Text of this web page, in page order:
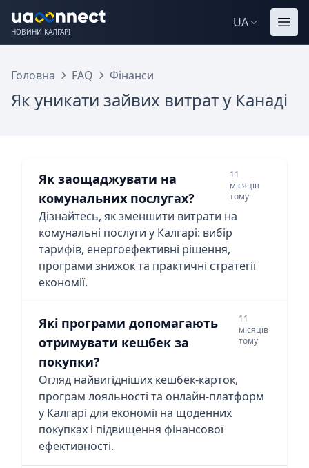
НОВИНИ КАЛГАРІ
UA
Головна FAQ Фінанси
Як уникати зайвих витрат у Канаді
Як заощаджувати на
комунальних послугах?
11
місяців
тому
Дізнайтесь, як зменшити витрати на
комунальні послуги у Калгарі: вибір
тарифів, енергоефективні рішення,
програми знижок та практичні стратегії
економії.
Які програми допомагають
отримувати кешбек за
покупки?
11
місяців
тому
Огляд найвигідніших кешбек-карток,
програм лояльності та онлайн-платформ
у Калгарі для економії на щоденних
покупках і підвищення фінансової
ефективності.